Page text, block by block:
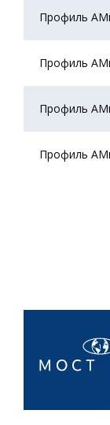
Шифр
Все
Профиль
Профиль
Профиль
Профиль